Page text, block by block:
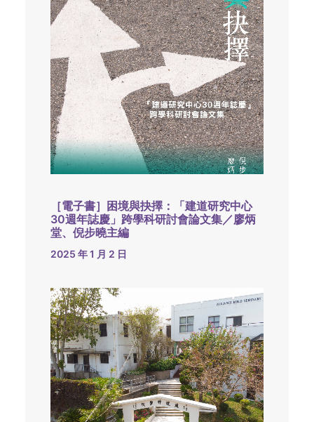
［電子書］困境與抉擇：「建道研究中心
30週年誌慶」跨學科研討會論文集／廖炳
堂、倪步曉主編
2025 年 1 月 2 日